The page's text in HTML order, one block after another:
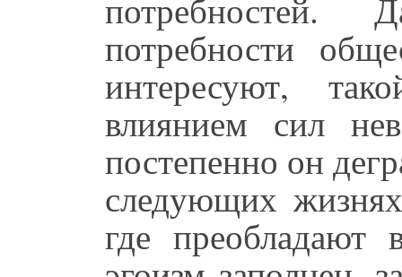
потребности
интересуют,
влиянием сил
постепенно он
следующих
где преобладают